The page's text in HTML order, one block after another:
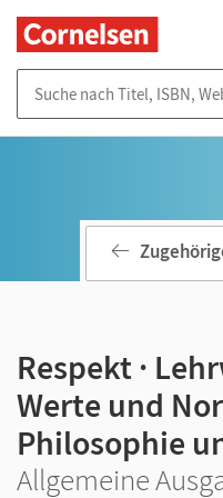
Respekt ·
Werte und
Philosophie
Allgemeine